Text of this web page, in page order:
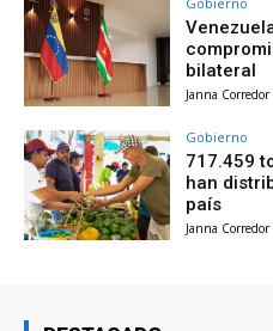
bilateral
Janna Corredor
Gobierno
717.459
han
país
Janna Corredor